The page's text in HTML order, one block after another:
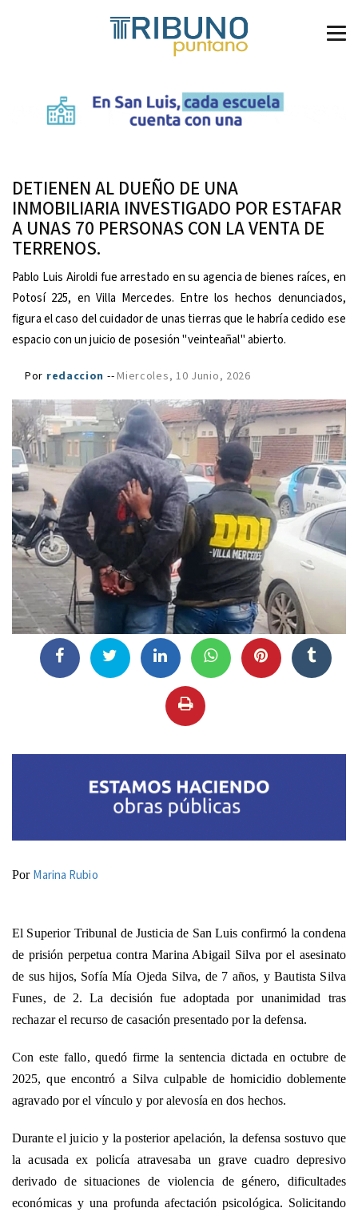
DETIENEN AL DUEÑO DE UNA
INMOBILIARIA INVESTIGADO POR ESTAFAR
A UNAS 70 PERSONAS CON LA VENTA DE
TERRENOS.
Pablo Luis Airoldi fue arrestado en su agencia de bienes raíces, en
Potosí 225, en Villa Mercedes. Entre los hechos denunciados,
figura el caso del cuidador de unas tierras que le habría cedido ese
espacio con un juicio de posesión "veinteañal" abierto.
Por redaccion --Miercoles, 10 Junio, 2026
Por Marina Rubio
El Superior Tribunal de Justicia de San Luis confirmó la condena
de prisión perpetua contra Marina Abigail Silva por el asesinato
de sus hijos, Sofía Mía Ojeda Silva, de 7 años, y Bautista Silva
Funes, de 2. La decisión fue adoptada por unanimidad tras
rechazar el recurso de casación presentado por la defensa.
Con este fallo, quedó firme la sentencia dictada en octubre de
2025, que encontró a Silva culpable de homicidio doblemente
agravado por el vínculo y por alevosía en dos hechos.
Durante el juicio y la posterior apelación, la defensa sostuvo que
la acusada ex policía atravesaba un grave cuadro depresivo
derivado de situaciones de violencia de género, dificultades
económicas y una profunda afectación psicológica. Solicitando